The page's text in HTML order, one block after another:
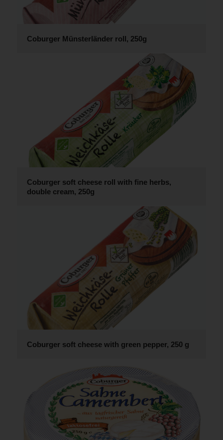
Coburger Münsterländer roll, 250g
Coburger soft cheese roll with fine herbs,
double cream, 250g
Coburger soft cheese with green pepper, 250 g